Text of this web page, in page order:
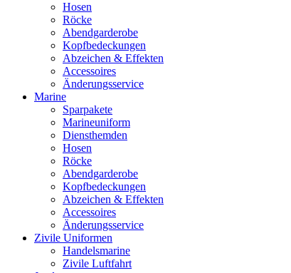
Hosen
Röcke
Abendgarderobe
Kopfbedeckungen
Abzeichen & Effekten
Accessoires
Änderungsservice
Marine
Sparpakete
Marineuniform
Diensthemden
Hosen
Röcke
Abendgarderobe
Kopfbedeckungen
Abzeichen & Effekten
Accessoires
Änderungsservice
Zivile Uniformen
Handelsmarine
Zivile Luftfahrt